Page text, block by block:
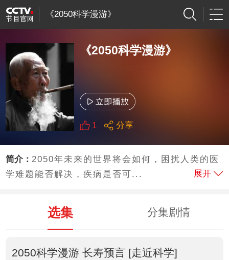
《2050科学漫游》
《2050科学漫游》
1 分享
简介： 2050年未来的世界将会如何，困扰人类的医
学难题能否解决，疾病是否可...
展开
选集 分集剧情
2050科学漫游 长寿预言 [走近科学]